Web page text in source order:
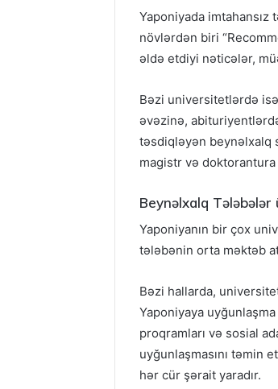
Yaponiyada
növlərdən biri
əldə etdiyi nəticələr,
Bəzi universitetlərdə
əvəzinə,
təsdiqləyən beynəlxalq
magistr və
Beynəlxalq Tələbələr
Yaponiyanın bir çox
tələbənin orta məktəb
Bəzi hallarda,
Yaponiyaya
proqramları və sosial
uyğunlaşmasını təmin
hər cür şərait yaradır.